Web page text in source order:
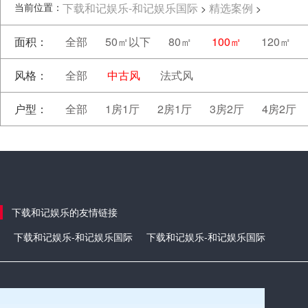
当前位置： 下载和记娱乐-和记娱乐国际 > 精选案例 >
面积： 全部 50㎡以下 80㎡ 100㎡ 120㎡
风格： 全部 中古风 法式风
户型： 全部 1房1厅 2房1厅 3房2厅 4房2厅
下载和记娱乐的友情链接
下载和记娱乐-和记娱乐国际
下载和记娱乐-和记娱乐国际